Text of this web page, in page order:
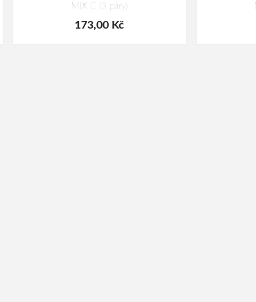
MIX C (3 páry)
173,00 Kč